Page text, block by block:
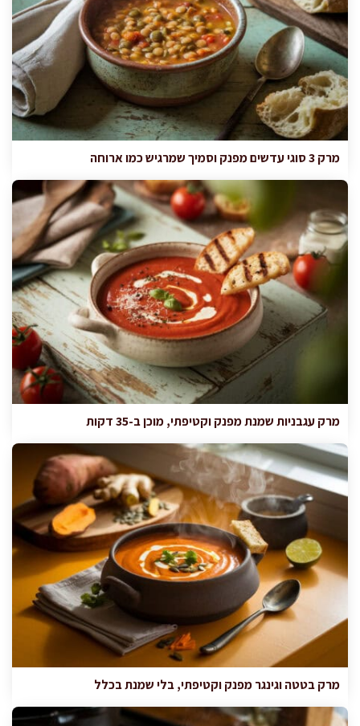
מרק 3 סוגי עדשים מפנק וסמיך שמרגיש כמו ארוחה
מרק עגבניות שמנת מפנק וקטיפתי, מוכן ב-35 דקות
מרק בטטה וגינגר מפנק וקטיפתי, בלי שמנת בכלל